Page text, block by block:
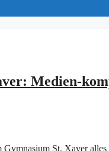
Medien-
St. Xaver